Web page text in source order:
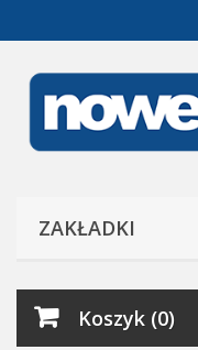
ZAKŁADKI
Koszyk (0)